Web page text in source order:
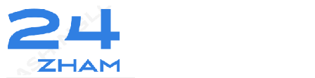
Перейти
к
контенту